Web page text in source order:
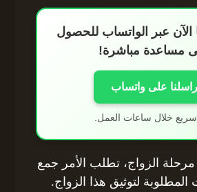
الآن عبر الواتساب للحصول
مساعدة مباشرة!
راسلنا على واتساب
سريع خلال ساعات العمل.
مرحلة الزواج، تطلب الأمر جمع
لتوثيق هذا الزواج.